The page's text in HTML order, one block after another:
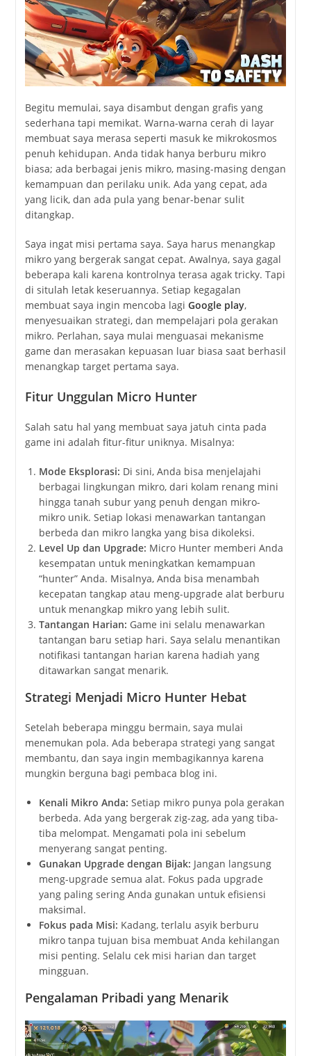
Begitu memulai, saya disambut dengan grafis yang
sederhana tapi memikat. Warna-warna cerah di layar
membuat saya merasa seperti masuk ke mikrokosmos
penuh kehidupan. Anda tidak hanya berburu mikro
biasa; ada berbagai jenis mikro, masing-masing dengan
kemampuan dan perilaku unik. Ada yang cepat, ada
yang licik, dan ada pula yang benar-benar sulit
ditangkap.
Saya ingat misi pertama saya. Saya harus menangkap
mikro yang bergerak sangat cepat. Awalnya, saya gagal
beberapa kali karena kontrolnya terasa agak tricky. Tapi
di situlah letak keseruannya. Setiap kegagalan
membuat saya ingin mencoba lagi Google play,
menyesuaikan strategi, dan mempelajari pola gerakan
mikro. Perlahan, saya mulai menguasai mekanisme
game dan merasakan kepuasan luar biasa saat berhasil
menangkap target pertama saya.
Fitur Unggulan Micro Hunter
Salah satu hal yang membuat saya jatuh cinta pada
game ini adalah fitur-fitur uniknya. Misalnya:
Mode Eksplorasi: Di sini, Anda bisa menjelajahi
berbagai lingkungan mikro, dari kolam renang mini
hingga tanah subur yang penuh dengan mikro-
mikro unik. Setiap lokasi menawarkan tantangan
berbeda dan mikro langka yang bisa dikoleksi.
Level Up dan Upgrade: Micro Hunter memberi Anda
kesempatan untuk meningkatkan kemampuan
“hunter” Anda. Misalnya, Anda bisa menambah
kecepatan tangkap atau meng-upgrade alat berburu
untuk menangkap mikro yang lebih sulit.
Tantangan Harian: Game ini selalu menawarkan
tantangan baru setiap hari. Saya selalu menantikan
notifikasi tantangan harian karena hadiah yang
ditawarkan sangat menarik.
Strategi Menjadi Micro Hunter Hebat
Setelah beberapa minggu bermain, saya mulai
menemukan pola. Ada beberapa strategi yang sangat
membantu, dan saya ingin membagikannya karena
mungkin berguna bagi pembaca blog ini.
Kenali Mikro Anda: Setiap mikro punya pola gerakan
berbeda. Ada yang bergerak zig-zag, ada yang tiba-
tiba melompat. Mengamati pola ini sebelum
menyerang sangat penting.
Gunakan Upgrade dengan Bijak: Jangan langsung
meng-upgrade semua alat. Fokus pada upgrade
yang paling sering Anda gunakan untuk efisiensi
maksimal.
Fokus pada Misi: Kadang, terlalu asyik berburu
mikro tanpa tujuan bisa membuat Anda kehilangan
misi penting. Selalu cek misi harian dan target
mingguan.
Pengalaman Pribadi yang Menarik